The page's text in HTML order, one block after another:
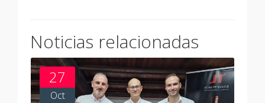
Noticias relacionadas
27
Oct